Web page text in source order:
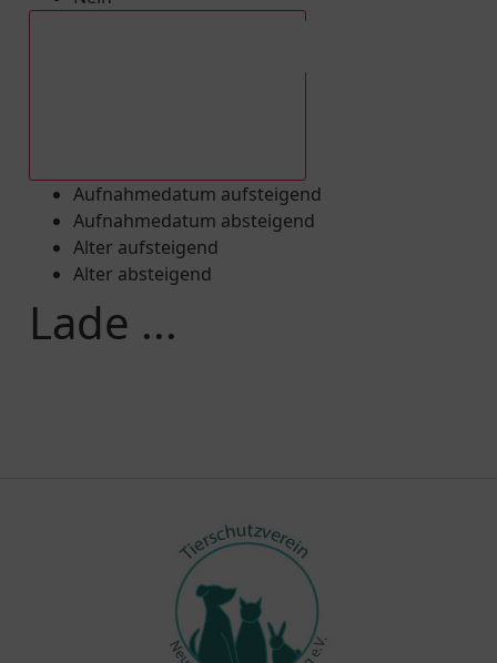
Aufnahmedatum aufsteigend
Aufnahmedatum absteigend
Alter aufsteigend
Alter absteigend
Lade ...